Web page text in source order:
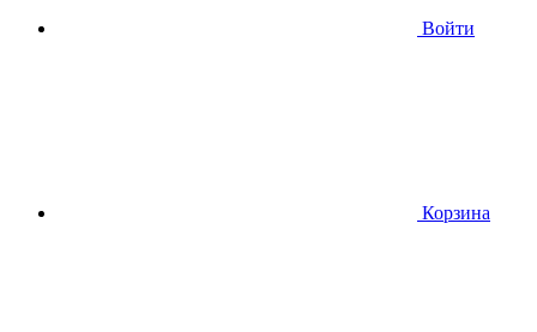
Войти
Корзина